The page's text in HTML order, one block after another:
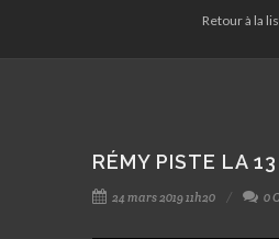
Retour à la
RÉMY PISTE LA
24 mars 2019 11h20 0